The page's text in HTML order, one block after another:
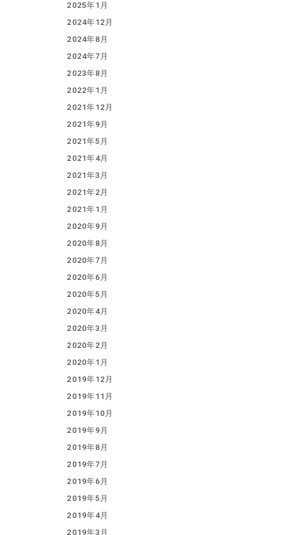
2025年1月
2024年12月
2024年8月
2024年7月
2023年8月
2022年1月
2021年12月
2021年9月
2021年5月
2021年4月
2021年3月
2021年2月
2021年1月
2020年9月
2020年8月
2020年7月
2020年6月
2020年5月
2020年4月
2020年3月
2020年2月
2020年1月
2019年12月
2019年11月
2019年10月
2019年9月
2019年8月
2019年7月
2019年6月
2019年5月
2019年4月
2019年3月